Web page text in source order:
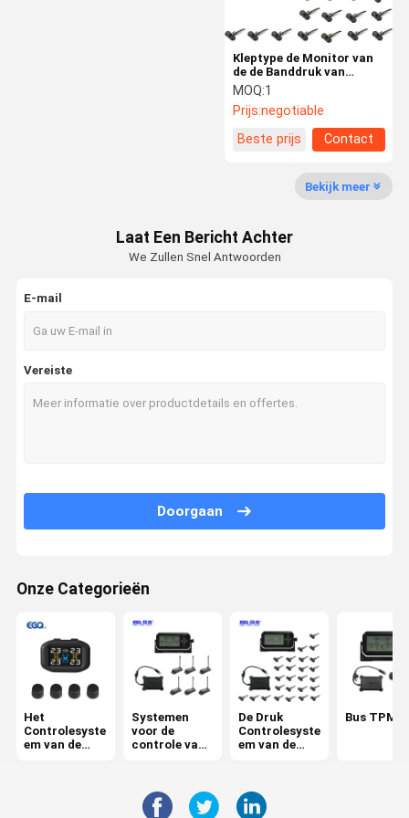
Kleptype de Monitor van
de de Banddruk van
Sensorenbluetooth voor
Semi Vrachtwagen
MOQ:1
Prijs:negotiable
Beste prijs
Contact
Bekijk meer
Laat Een Bericht Achter
We Zullen Snel Antwoorden
E-mail
Vereiste
Doorgaan
Onze Categorieën
Het
Controlesyste
em van de
Systemen
voor de
controle van
aanhangwage
ns
De Druk
Controlesyste
em van de
Bus TPMS